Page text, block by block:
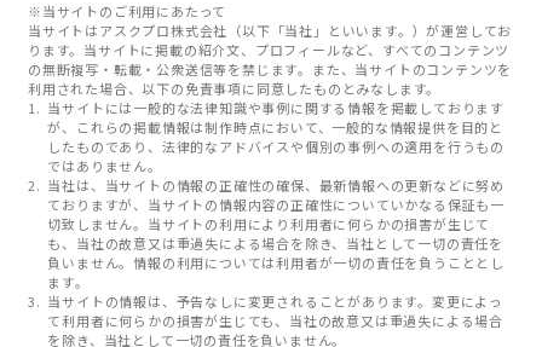
※当サイトのご利用にあたって
当サイトはアスクプロ株式会社（以下「当社」といいます。）が運営してお
ります。当サイトに掲載の紹介文、プロフィールなど、すべてのコンテンツ
の無断複写・転載・公衆送信等を禁じます。また、当サイトのコンテンツを
利用された場合、以下の免責事項に同意したものとみなします。
当サイトには一般的な法律知識や事例に関する情報を掲載しております
が、これらの掲載情報は制作時点において、一般的な情報提供を目的と
したものであり、法律的なアドバイスや個別の事例への適用を行うもの
ではありません。
当社は、当サイトの情報の正確性の確保、最新情報への更新などに努め
ておりますが、当サイトの情報内容の正確性についていかなる保証も一
切致しません。当サイトの利用により利用者に何らかの損害が生じて
も、当社の故意又は重過失による場合を除き、当社として一切の責任を
負いません。情報の利用については利用者が一切の責任を負うこととし
ます。
当サイトの情報は、予告なしに変更されることがあります。変更によっ
て利用者に何らかの損害が生じても、当社の故意又は重過失による場合
を除き、当社として一切の責任を負いません。